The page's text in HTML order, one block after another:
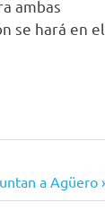
ambas
se hará en el
a Agüero